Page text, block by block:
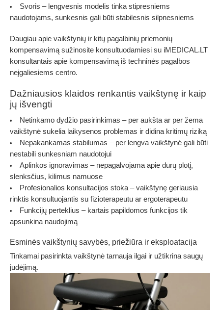
Svoris – lengvesnis modelis tinka stipresniems
naudotojams, sunkesnis gali būti stabilesnis silpnesniems
Daugiau apie vaikštynių ir kitų pagalbinių priemonių
kompensavimą sužinosite konsultuodamiesi su iMEDICAL.LT
konsultantais apie kompensavimą iš techninės pagalbos
neįgaliesiems centro.
Dažniausios klaidos renkantis vaikštynę ir kaip
jų išvengti
Netinkamo dydžio pasirinkimas – per aukšta ar per žema
vaikštynė sukelia laikysenos problemas ir didina kritimų riziką
Nepakankamas stabilumas – per lengva vaikštynė gali būti
nestabili sunkesniam naudotojui
Aplinkos ignoravimas – nepagalvojama apie durų plotį,
slenksčius, kilimus namuose
Profesionalios konsultacijos stoka– vaikštynę geriausia
rinktis konsultuojantis su fizioterapeutu ar ergoterapeutu
Funkcijų perteklius – kartais papildomos funkcijos tik
apsunkina naudojimą
Esminės vaikštynių savybės, priežiūra ir eksploatacija
Tinkamai pasirinkta vaikštynė tarnauja ilgai ir užtikrina saugų
judėjimą.